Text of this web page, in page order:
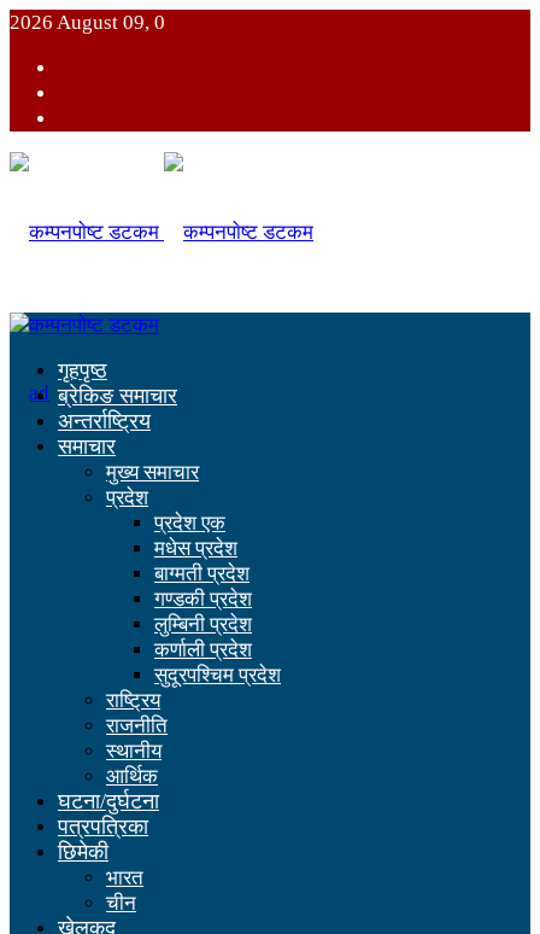
2026 August 09, 0
गृहपृष्ठ
ब्रेकिङ समाचार
अन्तर्राष्ट्रिय
समाचार
मुख्य समाचार
प्रदेश
प्रदेश एक
मधेस प्रदेश
बाग्मती प्रदेश
गण्डकी प्रदेश
लुम्बिनी प्रदेश
कर्णाली प्रदेश
सुदूरपश्चिम प्रदेश
राष्ट्रिय
राजनीति
स्थानीय
आर्थिक
घटना/दुर्घटना
पत्रपत्रिका
छिमेकी
भारत
चीन
खेलकुद